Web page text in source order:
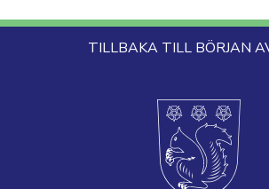
TILLBAKA TILL BÖRJAN